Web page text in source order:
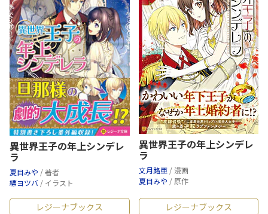
異世界王子の年上シンデレ
ラ
夏目みや / 著者
縹ヨツバ / イラスト
異世界王子の年上シンデレ
ラ
文月路亜 / 漫画
夏目みや / 原作
レジーナブックス レジーナブックス